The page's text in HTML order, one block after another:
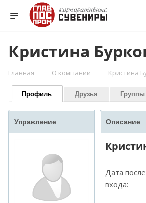
Кристина
Главная — О компании — Кристина
Профиль Друзья Группы
Управление Описание
Дата
входа: